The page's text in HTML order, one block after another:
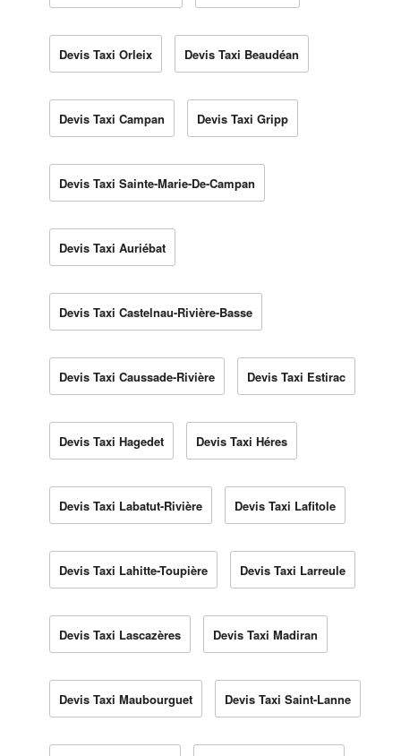
Devis Taxi Orleix Devis Taxi Beaudéan
Devis Taxi Campan Devis Taxi Gripp
Devis Taxi Sainte-Marie-De-Campan
Devis Taxi Auriébat
Devis Taxi Castelnau-Rivière-Basse
Devis Taxi Caussade-Rivière Devis Taxi Estirac
Devis Taxi Hagedet Devis Taxi Héres
Devis Taxi Labatut-Rivière Devis Taxi Lafitole
Devis Taxi Lahitte-Toupière Devis Taxi Larreule
Devis Taxi Lascazères Devis Taxi Madiran
Devis Taxi Maubourguet Devis Taxi Saint-Lanne